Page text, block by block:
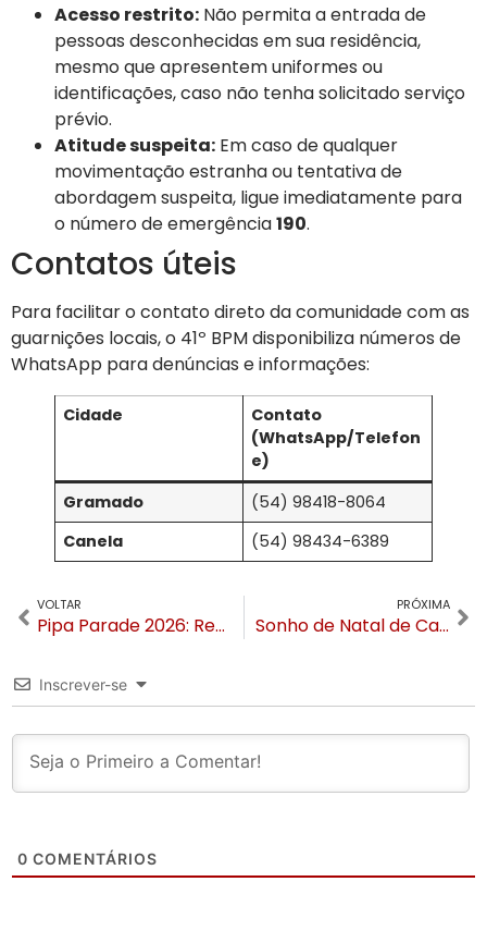
Acesso restrito: Não permita a entrada de
pessoas desconhecidas em sua residência,
mesmo que apresentem uniformes ou
identificações, caso não tenha solicitado serviço
prévio.
Atitude suspeita: Em caso de qualquer
movimentação estranha ou tentativa de
abordagem suspeita, ligue imediatamente para
o número de emergência190.
Contatos úteis
Para facilitar o contato direto da comunidade com as
guarnições locais, o 41º BPM disponibiliza números de
WhatsApp para denúncias e informações:
Cidade
Contato
(WhatsApp/Telefon
e)
Gramado
(54) 98418-8064
Canela
(54) 98434-6389
VOLTAR
Pipa Parade 2026: Restaurante Campo e Vinho recebe obra de João Salazar na maior exposição de arte do Sul
PRÓXIMA
Sonho de Natal de Canela tem último fim de semana de atrações e celebra mais de 2 milhões de visitantes
Inscrever-se
0 COMENTÁRIOS